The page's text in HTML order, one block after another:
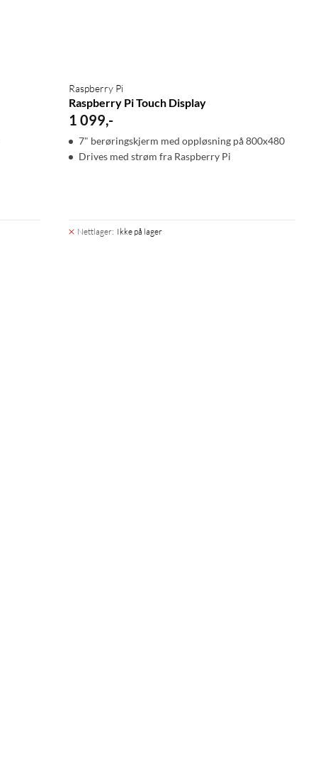
Raspberry Pi
Raspberry Pi Touch Display
1 099,-
7" berøringskjerm med oppløsning på 800x480
Drives med strøm fra Raspberry Pi
Nettlager: Ikke på lager